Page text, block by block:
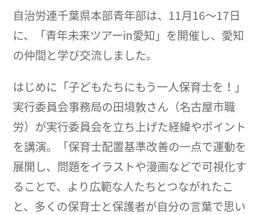
自治労連千葉県本部青年部は、11月16～17日
に、「青年未来ツアーin愛知」を開催し、愛知
の仲間と学び交流しました。
はじめに「子どもたちにもう一人保育士を！」
実行委員会事務局の田境敦さん（名古屋市職
労）が実行委員会を立ち上げた経緯やポイント
を講演。「保育士配置基準改善の一点で運動を
展開し、問題をイラストや漫画などで可視化す
ることで、より広範な人たちとつながれたこ
と、多くの保育士と保護者が自分の言葉で思い